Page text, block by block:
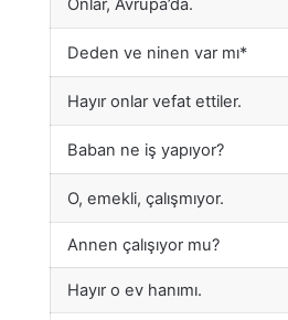
Onlar, Avrupa’da.
Deden ve ninen var mı*
Hayır onlar vefat ettiler.
Baban ne iş yapıyor?
O, emekli, çalışmıyor.
Annen çalışıyor mu?
Hayır o ev hanımı.